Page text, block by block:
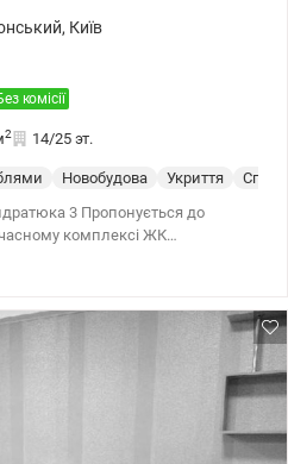
, Київ
комісії
2 14/25 эт.
Новобудова Укриття
3 Пропонується до
комплексі ЖК
та санвузол. У цій квартирі
якісних матеріалів
обладнана необхідною
виходять на південь, що
та дозволяє насолоджуватися
каркасний і має свою